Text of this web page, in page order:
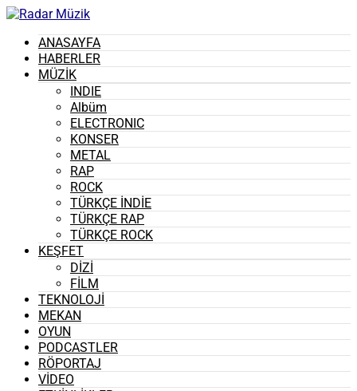
ANASAYFA
HABERLER
MÜZİK
INDIE
Albüm
ELECTRONIC
KONSER
METAL
RAP
ROCK
TÜRKÇE İNDİE
TÜRKÇE RAP
TÜRKÇE ROCK
KEŞFET
DİZİ
FİLM
TEKNOLOJİ
MEKAN
OYUN
PODCASTLER
RÖPORTAJ
VİDEO